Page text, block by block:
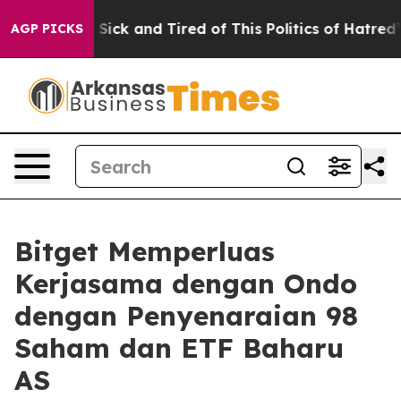
AGP PICKS
Are Sick and Tired of This Politics of Hatred” The
Bitget Memperluas
Kerjasama dengan Ondo
dengan Penyenaraian 98
Saham dan ETF Baharu
AS